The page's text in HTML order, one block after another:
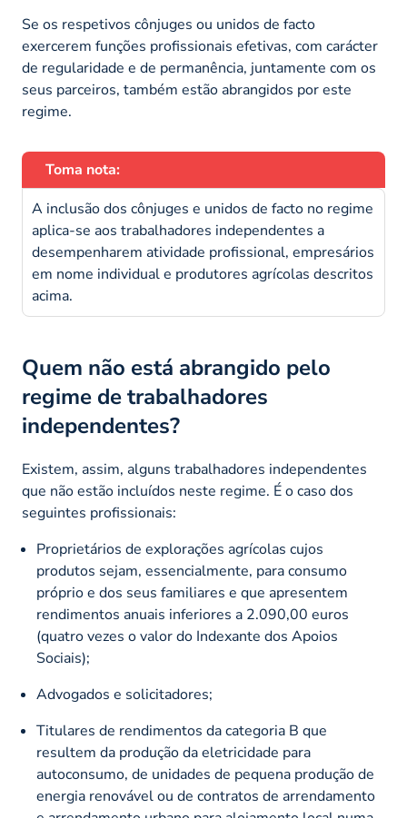
Se os respetivos cônjuges ou unidos de facto
exercerem funções profissionais efetivas, com carácter
de regularidade e de permanência, juntamente com os
seus parceiros, também estão abrangidos por este
regime.
Toma nota:
A inclusão dos cônjuges e unidos de facto no regime
aplica-se aos trabalhadores independentes a
desempenharem atividade profissional, empresários
em nome individual e produtores agrícolas descritos
acima.
Quem não está abrangido pelo
regime de trabalhadores
independentes?
Existem, assim, alguns trabalhadores independentes
que não estão incluídos neste regime. É o caso dos
seguintes profissionais:
Proprietários de explorações agrícolas cujos
produtos sejam, essencialmente, para consumo
próprio e dos seus familiares e que apresentem
rendimentos anuais inferiores a 2.090,00 euros
(quatro vezes o valor do Indexante dos Apoios
Sociais);
Advogados e solicitadores;
Titulares de rendimentos da categoria B que
resultem da produção da eletricidade para
autoconsumo, de unidades de pequena produção de
energia renovável ou de contratos de arrendamento